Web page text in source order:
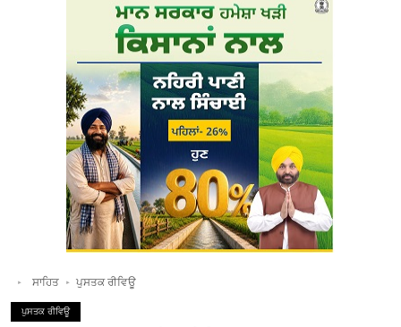
ਸਾਹਿਤ ਪੁਸਤਕ ਰੀਵਿਊ
ਪੁਸਤਕ ਰੀਵਿਊ